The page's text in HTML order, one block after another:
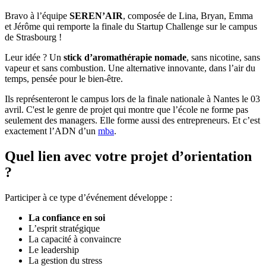
Bravo à l’équipe SEREN’AIR, composée de Lina, Bryan, Emma
et Jérôme qui remporte la finale du Startup Challenge sur le campus
de Strasbourg !
Leur idée ? Un stick d’aromathérapie nomade, sans nicotine, sans
vapeur et sans combustion. Une alternative innovante, dans l’air du
temps, pensée pour le bien-être.
Ils représenteront le campus lors de la finale nationale à Nantes le 03
avril. C'est le genre de projet qui montre que l’école ne forme pas
seulement des managers. Elle forme aussi des entrepreneurs. Et c’est
exactement l’ADN d’un mba.
Quel lien avec votre projet d’orientation
?
Participer à ce type d’événement développe :
La confiance en soi
L’esprit stratégique
La capacité à convaincre
Le leadership
La gestion du stress